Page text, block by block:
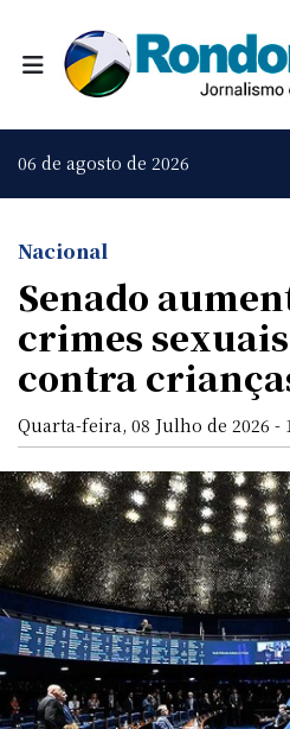
06 de agosto de 2026
Nacional
Senado
crimes
contra
Quarta-feira, 08 Julho de 2026 -